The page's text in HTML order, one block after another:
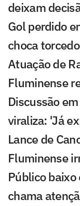
deixam
Gol perdido
choca
Atuação de
Fluminense
Discussão
viraliza: 'Já
Lance de
Fluminense
Público
chama